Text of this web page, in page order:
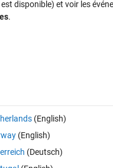
dans MATLAB Online
and vertical
confirm. Code is written
disponible) et voir les
.
(English)
(English)
(Deutsch)